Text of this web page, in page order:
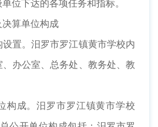
下达的各项任务和指标。
算单位构成
置。汨罗市罗江镇黄市学校内
办公室、总务处、教务处、教
成。汨罗市罗江镇黄市学校